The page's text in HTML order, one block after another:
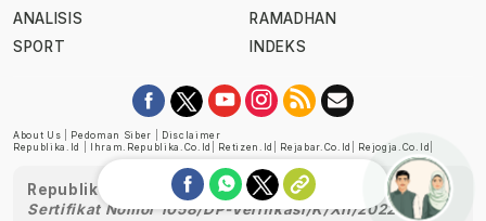
ANALISIS
SPORT
RAMADHAN
INDEKS
About Us Pedoman Siber
Disclaimer
Republika.id
Ihram.republika.co.id Retizen.id Rejabar.co.id Rejogja.co.id
Republika telah diverifikasi oleh Dewan Pers
Sertifikat Nomor 1058/DP-Verifikasi/K/XII/2022